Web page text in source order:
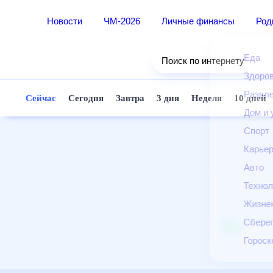
Новости ЧМ-2026 Личные финансы
Еда
Дом
Спорт
Авто
Поиск по интернету
Сейчас Сегодня Завтра 3 дня Неделя 10